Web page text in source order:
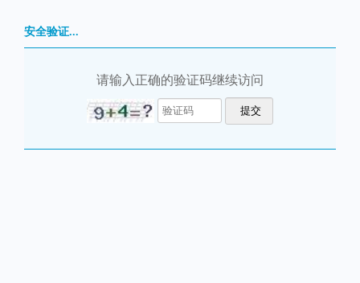
安全验证...
请输入正确的验证码继续访问